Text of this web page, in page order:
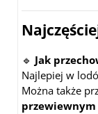
🔹 Jak
Najlepiej w
Można także